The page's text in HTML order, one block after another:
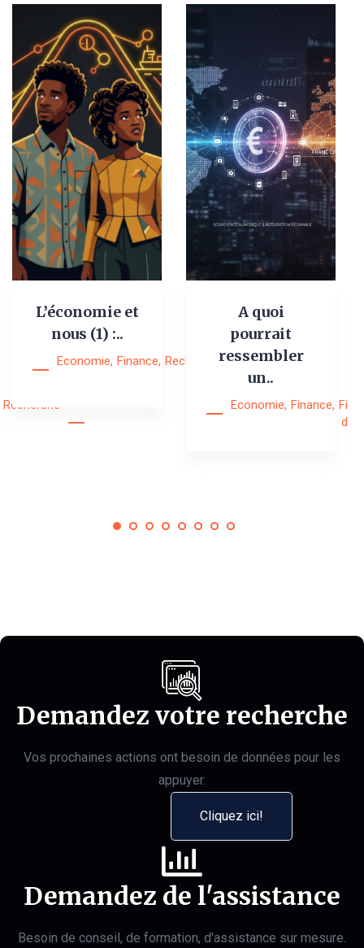
Recherche
L’économie et
nous (1) :..
Economie, Finance, Recherche, Research
Notes
A quoi
pourrait
ressembler
un..
Economie, Finance,
Demandez votre recherche
Vos prochaines actions ont besoin de données pour les
appuyer.
Cliquez ici!
Demandez de l'assistance
Besoin de conseil, de formation, d'assistance sur mesure.